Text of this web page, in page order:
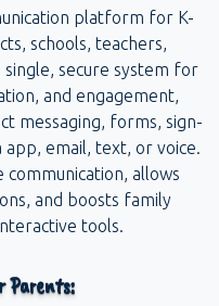
platform for K-
schools, teachers,
secure system for
and engagement,
messaging, forms, sign-
app, email, text, or voice.
allows
and boosts family
tools.
Parents: